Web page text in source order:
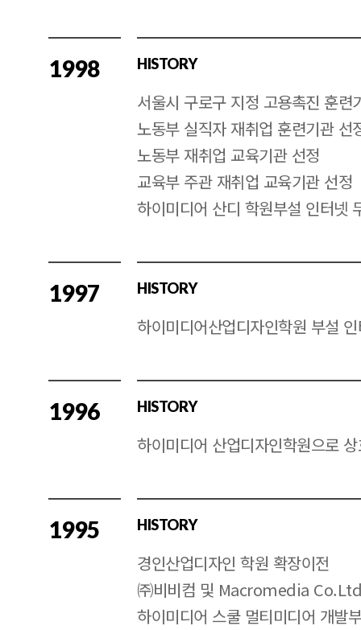
1998 HISTORY
서울시 구로구 지정 고용촉진 훈련
노동부 실직자 재취업 훈련기관 선
노동부 재취업 교육기관 선정
교육부 주관 재취업 교육기관 선정
하이미디어 산디 학원부설 인터넷
1997 HISTORY
하이미디어산업디자인학원 부설
1996 HISTORY
하이미디어 산업디자인학원으로
1995 HISTORY
경인산업디자인 학원 확장이전
㈜비비컴 및 Macromedia
하이미디어 스쿨 멀티미디어 개발